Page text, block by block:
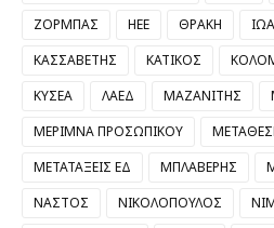
ΖΟΡΜΠΑΣ
ΗΕΕ ΘΡΑΚΗ
ΚΑΣΣΑΒΕΤΗΣ
ΚΑΤΙΚΟΣ
ΚΥΣΕΑ
ΛΑΕΔ ΜΑΖΑΝΙΤΗΣ
ΜΕΡΙΜΝΑ ΠΡΟΣΩΠΙΚΟΥ
ΜΕΤΑΤΑΞΕΙΣ ΕΔ
ΜΠΛΑΒΕΡΗΣ
ΝΑΣΤΟΣ
ΝΙΚΟΛΟΠΟΥΛΟΣ